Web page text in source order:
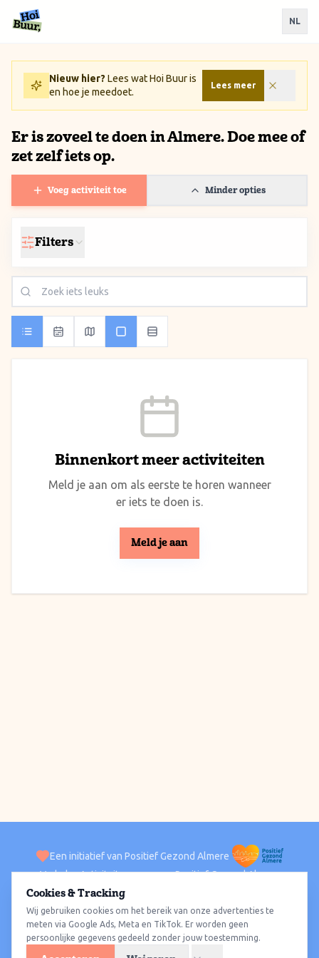
Ga naar inhoud / Skip to content
NL
Nieuw hier? Lees wat Hoi Buur is
en hoe je meedoet.
Lees meer
Er is zoveel te doen in Almere. Doe mee of
zet zelf iets op.
Voeg activiteit toe Minder opties
Filters
Binnenkort meer activiteiten
Meld je aan om als eerste te horen wanneer
er iets te doen is.
Meld je aan
Een initiatief van Positief Gezond Almere
VerhalenActiviteiten Positief Gezond Almere
ACTIVITEITEN PER WIJK
Alle wijkenAlmere HavenAlmere StadAlmere BuitenAlmere Poort
Almere HoutAlmere OosterwoldWat te doen
Cookies & Tracking
Wij gebruiken cookies om het bereik van onze advertenties te
meten via Google Ads, Meta en TikTok. Er worden geen
persoonlijke gegevens gedeeld zonder jouw toestemming.